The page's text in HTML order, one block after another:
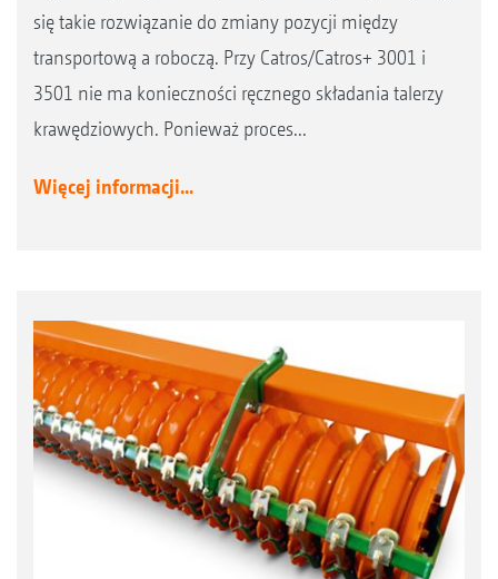
się takie rozwiązanie do zmiany pozycji między
transportową a roboczą. Przy Catros/Catros+ 3001 i
3501 nie ma konieczności ręcznego składania talerzy
krawędziowych. Ponieważ proces...
Więcej informacji...